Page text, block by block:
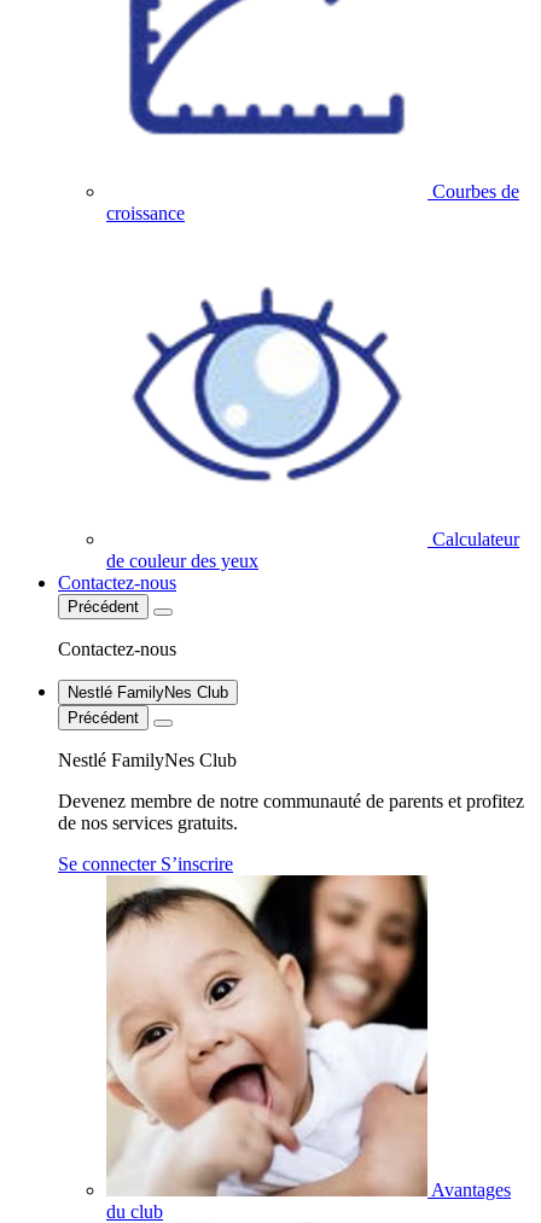
Courbes de
croissance
Calculateur
de couleur des yeux
Contactez-nous
Précédent
Contactez-nous
Nestlé FamilyNes Club
Précédent
Nestlé FamilyNes Club
Devenez membre de notre communauté de parents et profitez
de nos services gratuits.
Se connecter S’inscrire
Avantages
du club